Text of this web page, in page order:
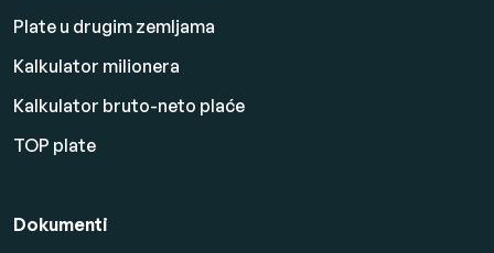
Plate u drugim zemljama
Kalkulator milionera
Kalkulator bruto-neto plaće
TOP plate
Dokumenti